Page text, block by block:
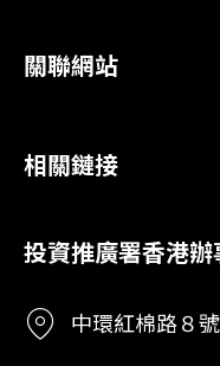
關聯網站
相關鏈接
投資推廣署香港辦
中環紅棉路８